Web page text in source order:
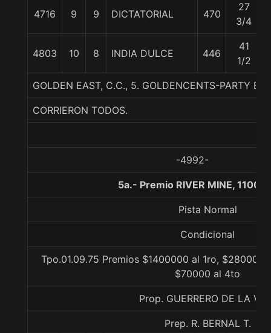
4716 9 9 DICTATORIAL 470
27
3/4
4803 10 8 INDIA DULCE 446
41
1/2
GOLDEN EAST, C.C., 5. GOLDENCENTS-PARTY
CORRIERON TODOS.
-4992-
5a.- Premio RIVER MINE, 1100
Pista Normal
Condicional
Tpo.01.09.75 Premios $1400000 al 1ro, $280000
$70000 al 4to
Prop. GUERRERO DE LA
Prep. R. BERNAL T.